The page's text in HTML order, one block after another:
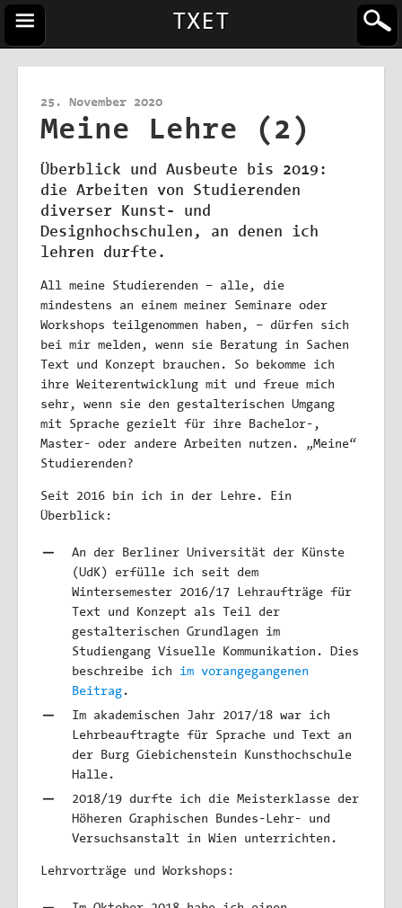
TXET
25. November 2020
Meine Lehre (2)
Überblick und Ausbeute bis 2019:
die Arbeiten von Studierenden
diverser Kunst- und
Designhochschulen, an denen ich
lehren durfte.
All meine Studierenden – alle, die
mindestens an einem meiner Seminare oder
Workshops teilgenommen haben, – dürfen sich
bei mir melden, wenn sie Beratung in Sachen
Text und Konzept brauchen. So bekomme ich
ihre Weiterentwicklung mit und freue mich
sehr, wenn sie den gestalterischen Umgang
mit Sprache gezielt für ihre Bachelor-,
Master- oder andere Arbeiten nutzen. „Meine“
Studierenden?
Seit 2016 bin ich in der Lehre. Ein
Überblick:
An der Berliner Universität der Künste
(UdK) erfülle ich seit dem
Wintersemester 2016/17 Lehraufträge für
Text und Konzept als Teil der
gestalterischen Grundlagen im
Studiengang Visuelle Kommunikation. Dies
beschreibe ich im vorangegangenen
Beitrag .
Im akademischen Jahr 2017/18 war ich
Lehrbeauftragte für Sprache und Text an
der Burg Giebichenstein Kunsthochschule
Halle.
2018/19 durfte ich die Meisterklasse der
Höheren Graphischen Bundes-Lehr- und
Versuchsanstalt in Wien unterrichten.
Lehrvorträge und Workshops: